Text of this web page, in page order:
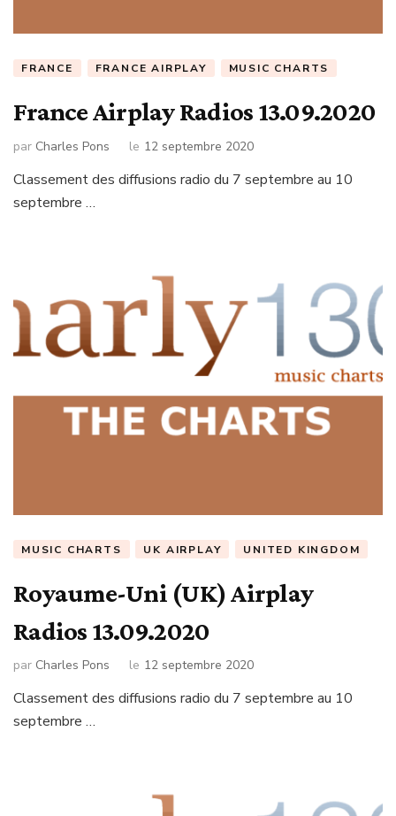
FRANCE FRANCE AIRPLAY MUSIC CHARTS
France Airplay Radios 13.09.2020
par Charles Pons le 12 septembre 2020
Classement des diffusions radio du 7 septembre au 10
septembre …
MUSIC CHARTS UK AIRPLAY UNITED KINGDOM
Royaume-Uni (UK) Airplay
Radios 13.09.2020
par Charles Pons le 12 septembre 2020
Classement des diffusions radio du 7 septembre au 10
septembre …